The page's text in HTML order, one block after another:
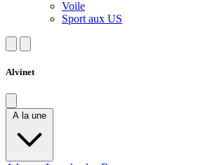
Voile
Sport aux US
Alvinet
A la une